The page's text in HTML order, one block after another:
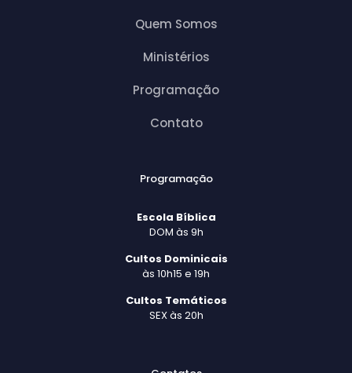
Quem Somos
Ministérios
Programação
Contato
Programação
Escola Bíblica
DOM às 9h
Cultos Dominicais
às 10h15 e 19h
Cultos Temáticos
SEX às 20h